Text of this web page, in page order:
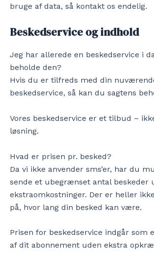
bruge af data, så kontakt os endelig.
Beskedservice og indhold
Jeg har allerede en beskedservice i
beholde den?
Hvis du er tilfreds med din
beskedservice, så kan du sagtens
Vores beskedservice er et tilbud –
løsning.
Hvad er prisen pr. besked?
Da vi ikke anvender sms’er, har du
sende et ubegrænset antal beskeder
ekstraomkostninger. Der er heller
på, hvor lang din besked kan være.
Prisen for beskedservice indgår som
af dit abonnement uden ekstra